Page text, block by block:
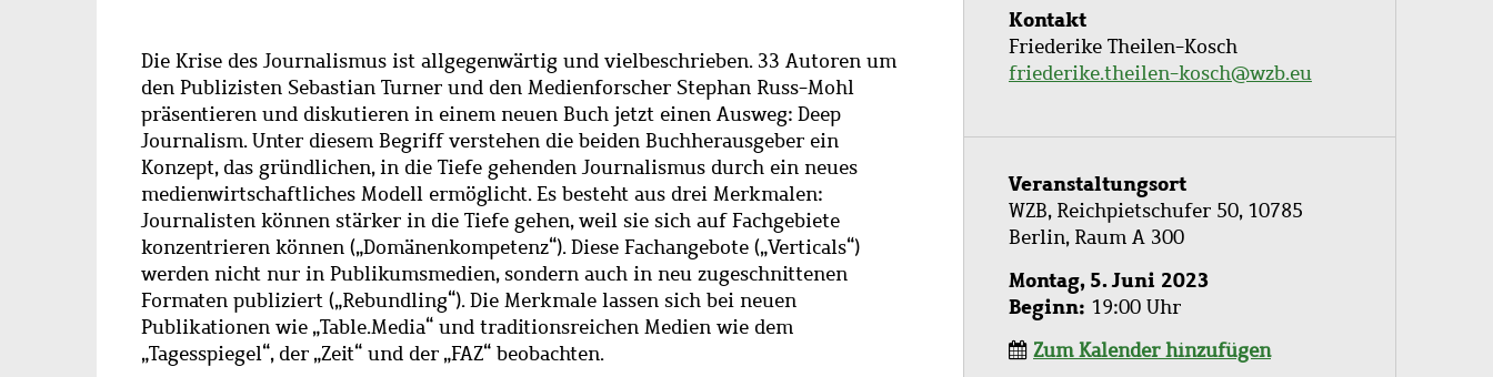
Die Krise des Journalismus ist allgegenwärtig und vielbeschrieben. 33 Autoren um
den Publizisten Sebastian Turner und den Medienforscher Stephan Russ-Mohl
präsentieren und diskutieren in einem neuen Buch jetzt einen Ausweg: Deep
Journalism. Unter diesem Begriff verstehen die beiden Buchherausgeber ein
Konzept, das gründlichen, in die Tiefe gehenden Journalismus durch ein neues
medienwirtschaftliches Modell ermöglicht. Es besteht aus drei Merkmalen:
Journalisten können stärker in die Tiefe gehen, weil sie sich auf Fachgebiete
konzentrieren können („Domänenkompetenz“). Diese Fachangebote („Verticals“)
werden nicht nur in Publikumsmedien, sondern auch in neu zugeschnittenen
Formaten publiziert („Rebundling“). Die Merkmale lassen sich bei neuen
Publikationen wie „Table.Media“ und traditionsreichen Medien wie dem
„Tagesspiegel“, der „Zeit“ und der „FAZ“ beobachten.
Kontakt
Friederike Theilen-Kosch
friederike.theilen-kosch@wzb.eu
Veranstaltungsort
WZB, Reichpietschufer 50, 10785
Berlin, Raum A 300
Montag, 5. Juni 2023
Beginn 19:00 Uhr
Zum Kalender hinzufügen